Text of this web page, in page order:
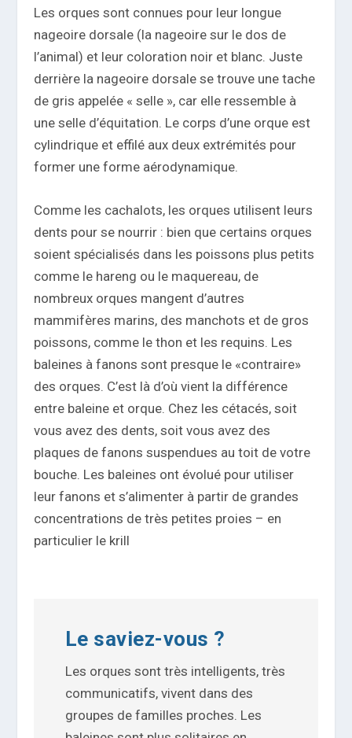
Les orques sont connues pour leur longue
nageoire dorsale (la nageoire sur le dos de
l’animal) et leur coloration noir et blanc. Juste
derrière la nageoire dorsale se trouve une tache
de gris appelée « selle », car elle ressemble à
une selle d’équitation. Le corps d’une orque est
cylindrique et effilé aux deux extrémités pour
former une forme aérodynamique.
Comme les cachalots, les orques utilisent leurs
dents pour se nourrir : bien que certains orques
soient spécialisés dans les poissons plus petits
comme le hareng ou le maquereau, de
nombreux orques mangent d’autres
mammifères marins, des manchots et de gros
poissons, comme le thon et les requins. Les
baleines à fanons sont presque le «contraire»
des orques. C’est là d’où vient la différence
entre baleine et orque. Chez les cétacés, soit
vous avez des dents, soit vous avez des
plaques de fanons suspendues au toit de votre
bouche. Les baleines ont évolué pour utiliser
leur fanons et s’alimenter à partir de grandes
concentrations de très petites proies – en
particulier le krill
Le saviez-vous ?
Les orques sont très intelligents, très
communicatifs, vivent dans des
groupes de familles proches. Les